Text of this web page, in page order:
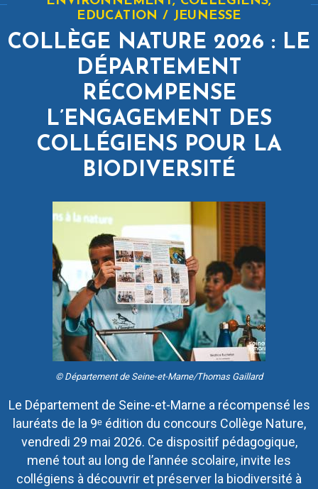
maximum 50 km/h.
De plus, deux arrêtés préfectoraux ont été mis en
EDUCATION / JEUNESSE
COLLÈGE NATURE 2026 : LE
DÉPARTEMENT
RÉCOMPENSE
L’ENGAGEMENT DES
COLLÉGIENS POUR LA
BIODIVERSITÉ
© Département de Seine-et-Marne/Thomas Gaillard
Le Département de Seine-et-Marne a récompensé les
lauréats de la 9ᵉ édition du concours Collège Nature,
vendredi 29 mai 2026. Ce dispositif pédagogique,
mené tout au long de l’année scolaire, invite les
collégiens à découvrir et préserver la biodiversité à